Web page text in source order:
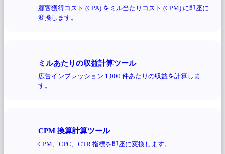
顧客獲得コスト (CPA) をミル当たりコスト (CPM) に即座に
変換します。
ミルあたりの収益計算ツール
広告インプレッション 1,000 件あたりの収益を計算しま
す。
CPM 換算計算ツール
CPM、CPC、CTR 指標を即座に変換します。